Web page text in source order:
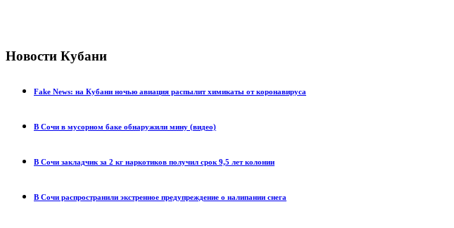
Новости Кубани
Fake News: на Кубани ночью авиация распылит химикаты от коронавируса
В Сочи в мусорном баке обнаружили мину (видео)
В Сочи закладчик за 2 кг наркотиков получил срок 9,5 лет колонии
В Сочи распространили экстренное предупреждение о налипании снега